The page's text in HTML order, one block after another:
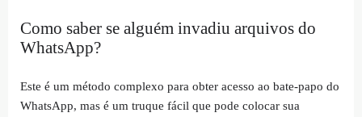
Como saber se alguém invadiu arquivos do
WhatsApp?
Este é um método complexo para obter acesso ao bate-papo do
WhatsApp, mas é um truque fácil que pode colocar sua